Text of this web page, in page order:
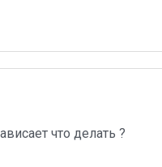
что делать ?